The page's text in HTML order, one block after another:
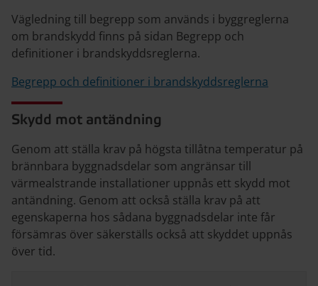
Vägledning till begrepp som används i byggreglerna
om brandskydd finns på sidan Begrepp och
definitioner i brandskyddsreglerna.
Begrepp och definitioner i brandskyddsreglerna
Skydd mot antändning
Genom att ställa krav på högsta tillåtna temperatur på
brännbara byggnadsdelar som angränsar till
värmealstrande installationer uppnås ett skydd mot
antändning. Genom att också ställa krav på att
egenskaperna hos sådana byggnadsdelar inte får
försämras över säkerställs också att skyddet uppnås
över tid.